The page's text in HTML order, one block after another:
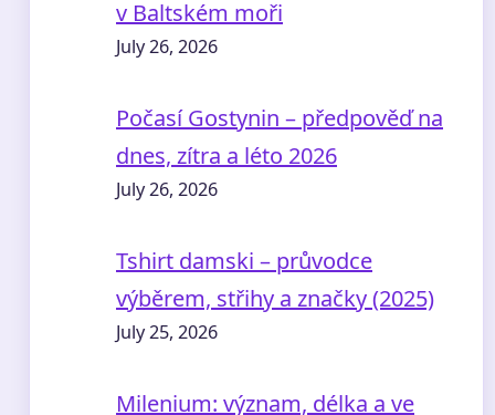
v Baltském moři
July 26, 2026
Počasí Gostynin – předpověď na
dnes, zítra a léto 2026
July 26, 2026
Tshirt damski – průvodce
výběrem, střihy a značky (2025)
July 25, 2026
Milenium: význam, délka a ve